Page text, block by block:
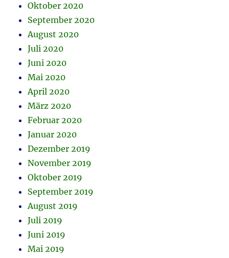
Oktober 2020
September 2020
August 2020
Juli 2020
Juni 2020
Mai 2020
April 2020
März 2020
Februar 2020
Januar 2020
Dezember 2019
November 2019
Oktober 2019
September 2019
August 2019
Juli 2019
Juni 2019
Mai 2019